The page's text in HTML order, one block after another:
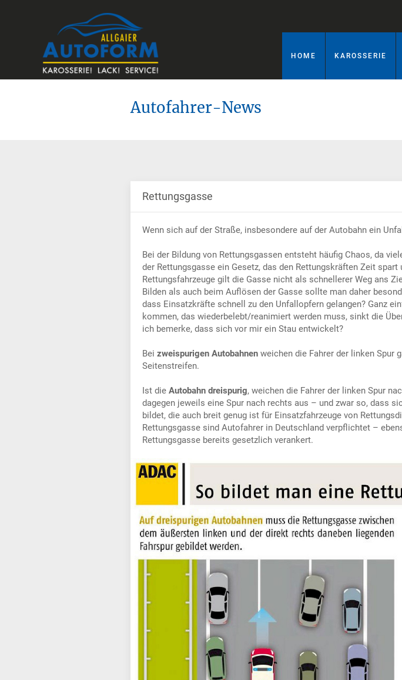
HOME KAROSSERIE
Autofahrer-News
Rettungsgasse
Wenn sich auf der Straße, insbesondere auf der Autobahn ein
Bei der Bildung von Rettungsgassen entsteht häufig Chaos, da
der Rettungsgasse ein Gesetz, das den Rettungskräften Zeit
Rettungsfahrzeuge gilt die Gasse nicht als schnellerer Weg ans
Bilden als auch beim Auflösen der Gasse sollte man daher
dass Einsatzkräfte schnell zu den Unfallopfern gelangen? Ganz
kommen, das wiederbelebt/reanimiert werden muss, sinkt die
ich bemerke, dass sich vor mir ein Stau entwickelt?
Bei zweispurigen Autobahnen weichen die Fahrer der linken Spur
Seitenstreifen.
Ist die Autobahn dreispurig, weichen die Fahrer der linken Spur
dagegen jeweils eine Spur nach rechts aus – und zwar so, dass
bildet, die auch breit genug ist für Einsatzfahrzeuge von
Rettungsgasse sind Autofahrer in Deutschland verpflichtet –
Rettungsgasse bereits gesetzlich verankert.